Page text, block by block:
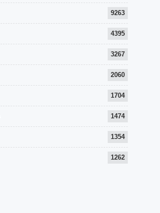
9263
4395
3267
2060
1704
1474
1354
1262